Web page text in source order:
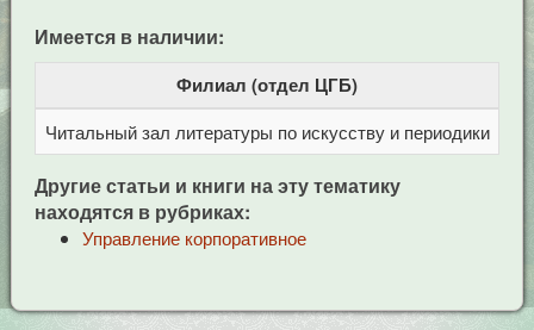
Имеется в наличии:
Филиал (отдел ЦГБ)
Читальный зал литературы по искусству и периодики
Другие статьи и книги на эту тематику
находятся в рубриках:
Управление корпоративное